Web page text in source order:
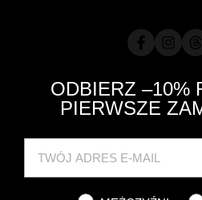
Facebook
ODBIERZ –10%
PIERWSZE